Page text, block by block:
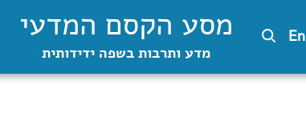
En מסע הקסם המדעי
מדע ותרבות בשפה ידידותית